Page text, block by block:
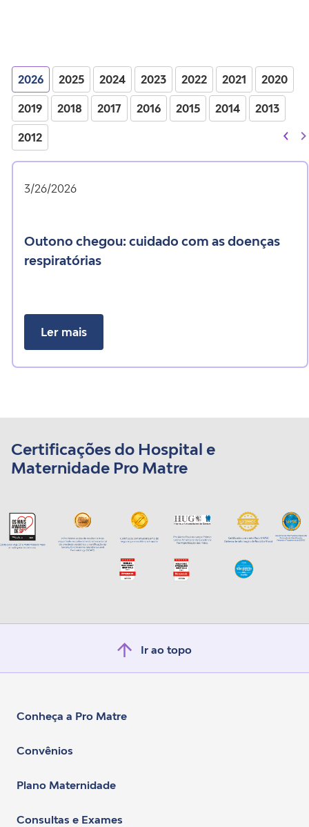
2026 2025 2024 2023 2022 2021 2020
2019 2018 2017 2016 2015 2014 2013
2012
3/26/2026
outono chegou: cuidado com as doenças
respiratórias
Ler mais
Certificações do Hospital e
Maternidade Pro Matre
Ir ao topo
Conheça a Pro Matre
Convênios
Plano Maternidade
Consultas e Exames